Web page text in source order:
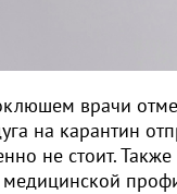
врачи
на карантин
не стоит.
медицинской